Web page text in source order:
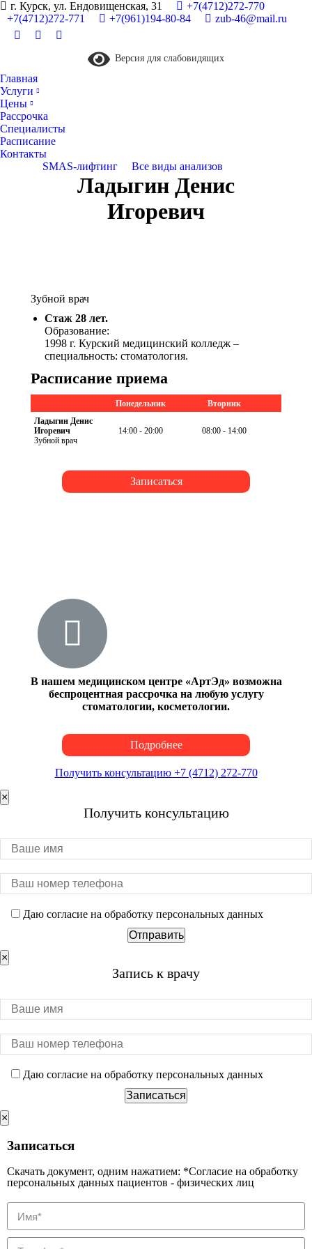
г. Курск, ул. Ендовищенская, 31
+7(4712)272-770
+7(4712)272-771
+7(961)194-80-84 zub-46@mail.ru
Версия для слабовидящих
Главная
Услуги
Цены
Рассрочка
Специалисты
Расписание
Контакты
SMAS-лифтинг
Все виды анализов
Ладыгин Денис
Игоревич
Зубной врач
Cтаж 28 лет.
Образование:
1998 г. Курский медицинский колледж –
специальность: стоматология.
Расписание приема
Понедельник Вторник
Ладыгин Денис
Игоревич
Зубной врач
14:00 - 20:00 08:00 - 14:00
Записаться
В нашем медицинском центре «АртЭд» возможна
беспроцентная рассрочка на любую услугу
стоматологии, косметологии.
Подробнее
Получить консультацию +7 (4712) 272-770
×
Получить консультацию
Даю согласие на обработку персональных данных
×
Запись к врачу
Даю согласие на обработку персональных данных
×
Записаться
Скачать документ, одним нажатием: *Согласие на обработку
персональных данных пациентов - физических лиц